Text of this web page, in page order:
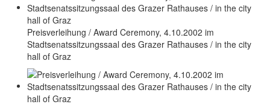
Preisverleihung / Award Ceremony, 4.10.2002 im
Stadtsenatssitzungssaal des Grazer Rathauses / in the city
hall of Graz